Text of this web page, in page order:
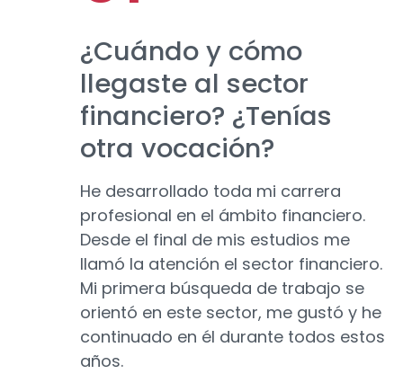
¿Cuándo y cómo
llegaste al sector
financiero? ¿Tenías
otra vocación?
He desarrollado toda mi carrera
profesional en el ámbito financiero.
Desde el final de mis estudios me
llamó la atención el sector financiero.
Mi primera búsqueda de trabajo se
orientó en este sector, me gustó y he
continuado en él durante todos estos
años.